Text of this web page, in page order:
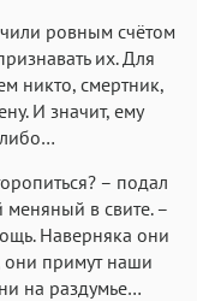
ровным счётом
их. Для
никто, смертник,
И значит, ему
либо…
– подал
меняный в свите. –
Наверняка они
они примут наши
на раздумье…